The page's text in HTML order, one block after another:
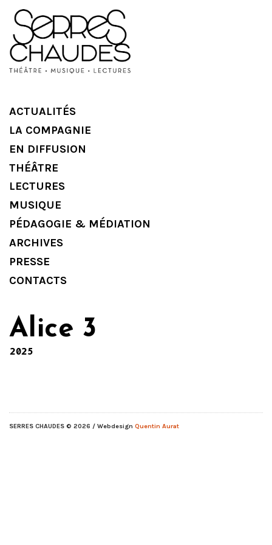
ACTUALITÉS
LA COMPAGNIE
EN DIFFUSION
THÉÂTRE
LECTURES
MUSIQUE
PÉDAGOGIE & MÉDIATION
ARCHIVES
PRESSE
CONTACTS
Alice 3
2025
SERRES CHAUDES © 2026 / Webdesign Quentin Aurat